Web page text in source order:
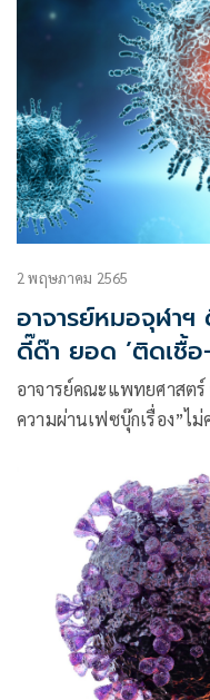
2 พฤษภาคม 2565
อาจารย์หมอจุฬา
ดี๊ด๊า ยอด ’ติดเชื้
โลก
อาจารย์คณะแพทยศาสต
ความผ่านเฟซบุ๊กเรื่อง”ไ